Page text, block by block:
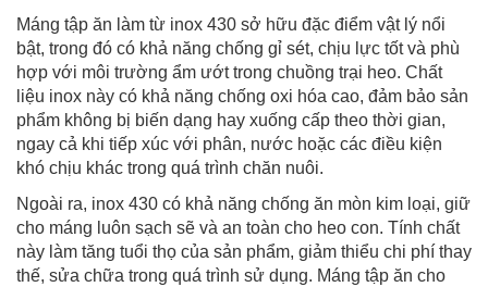
Máng tập ăn làm từ inox 430 sở hữu đặc điểm vật lý nổi
bật, trong đó có khả năng chống gỉ sét, chịu lực tốt và phù
hợp với môi trường ẩm ướt trong chuồng trại heo. Chất
liệu inox này có khả năng chống oxi hóa cao, đảm bảo sản
phẩm không bị biến dạng hay xuống cấp theo thời gian,
ngay cả khi tiếp xúc với phân, nước hoặc các điều kiện
khó chịu khác trong quá trình chăn nuôi.
Ngoài ra, inox 430 có khả năng chống ăn mòn kim loại, giữ
cho máng luôn sạch sẽ và an toàn cho heo con. Tính chất
này làm tăng tuổi thọ của sản phẩm, giảm thiểu chi phí thay
thế, sửa chữa trong quá trình sử dụng. Máng tập ăn cho